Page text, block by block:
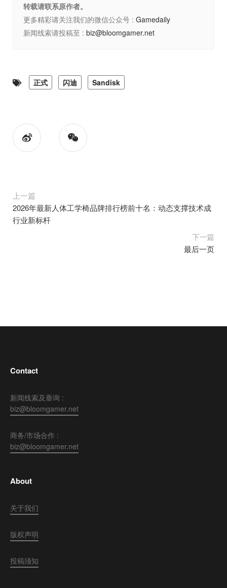
转载请联系原作者。
更多精彩请关注我们的微信公众号 : Gamedaily
新闻线索请投稿至 : biz@bloomgamer.net
正式 闪迪 Sandisk
上一篇
2026年最新人体工学椅品牌排行榜前十名：动态支撑技术成
行业新标杆
下一篇
最后一页
Contact
新闻线索及垂询 :
biz@bloomgamer.net
商务/市场合作 :
biz@bloomgamer.net
About
关于我们
版权声明
投稿须知